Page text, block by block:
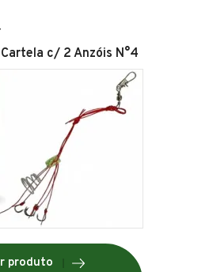
c/ 2 Anzóis N°4
produto